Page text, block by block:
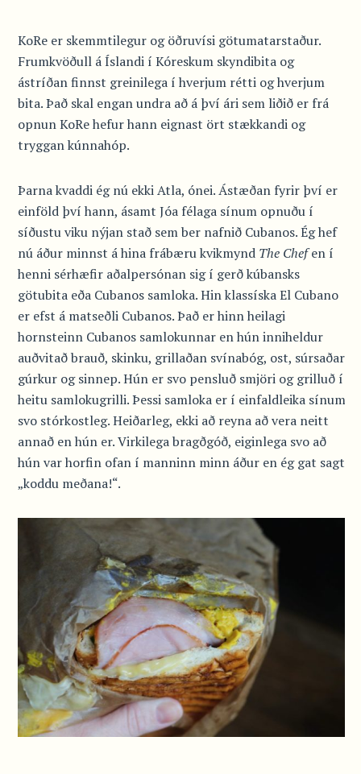
KoRe er skemmtilegur og öðruvísi götumatarstaður.
Frumkvöðull á Íslandi í Kóreskum skyndibita og
ástríðan finnst greinilega í hverjum rétti og hverjum
bita. Það skal engan undra að á því ári sem liðið er frá
opnun KoRe hefur hann eignast ört stækkandi og
tryggan kúnnahóp.
Þarna kvaddi ég nú ekki Atla, ónei. Ástæðan fyrir því er
einföld því hann, ásamt Jóa félaga sínum opnuðu í
síðustu viku nýjan stað sem ber nafnið Cubanos. Ég hef
nú áður minnst á hina frábæru kvikmynd The Chefen í
henni sérhæfir aðalpersónan sig í gerð kúbansks
götubita eða Cubanos samloka. Hin klassíska El Cubano
er efst á matseðli Cubanos. Það er hinn heilagi
hornsteinn Cubanos samlokunnar en hún inniheldur
auðvitað brauð, skinku, grillaðan svínabóg, ost, súrsaðar
gúrkur og sinnep. Hún er svo pensluð smjöri og grilluð í
heitu samlokugrilli. Þessi samloka er í einfaldleika sínum
svo stórkostleg. Heiðarleg, ekki að reyna að vera neitt
annað en hún er. Virkilega bragðgóð, eiginlega svo að
hún var horfin ofan í manninn minn áður en ég gat sagt
„koddu meðana!“.